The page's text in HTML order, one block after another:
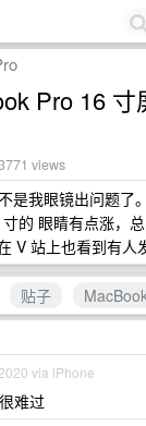
Pro 16 寸
views
是我眼镜出问题了
的 眼睛有点涨，
V 站上也看到有人
贴子
via iPhone
难过